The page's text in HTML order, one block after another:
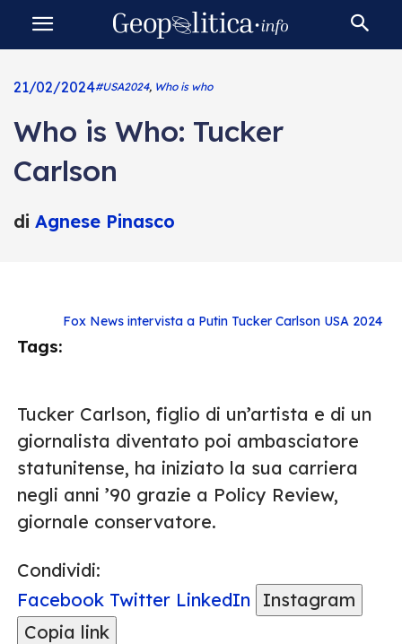
21/02/2024#USA2024, Who is who
Who is Who: Tucker
Carlson
di Agnese Pinasco
Tags:
Fox News intervista a Putin Tucker Carlson USA 2024
Tucker Carlson, figlio di un’artista e di un
giornalista diventato poi ambasciatore
statunitense, ha iniziato la sua carriera
negli anni ’90 grazie a Policy Review,
giornale conservatore.
Condividi:
Facebook Twitter LinkedIn
Instagram
Copia link